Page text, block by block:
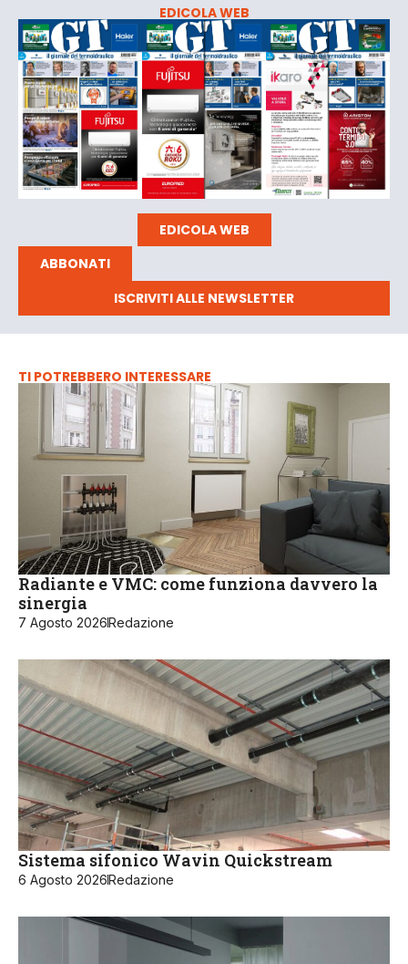
EDICOLA WEB
EDICOLA WEB
ABBONATI
ISCRIVITI ALLE NEWSLETTER
TI POTREBBERO INTERESSARE
Radiante e VMC: come funziona davvero la
sinergia
7 Agosto 2026Redazione
Sistema sifonico Wavin Quickstream
6 Agosto 2026Redazione